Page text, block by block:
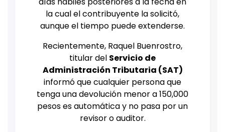
la cual el contribuyente la solicitó,
aunque el tiempo puede extenderse.
Recientemente, Raquel Buenrostro,
titular del Servicio de
Administración Tributaria (SAT)
informó que cualquier persona que
tenga una devolución menor a 150,000
pesos es automática y no pasa por un
revisor o auditor.